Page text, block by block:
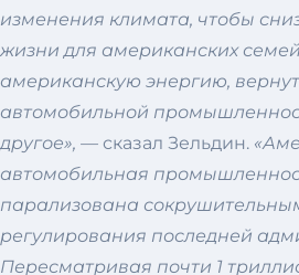
изменения климата, чтобы
жизни для американских
американскую энергию,
автомобильной
другое», — сказал Зельдин.
автомобильная
парализована
регулирования последней
Пересматривая почти 1